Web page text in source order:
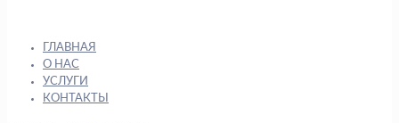
ГЛАВНАЯ
О НАС
УСЛУГИ
КОНТАКТЫ